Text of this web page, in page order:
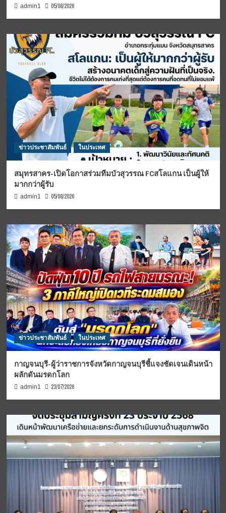
admin1 05/08/2026
ข่าวประชาสัมพันธ์ ในประเทศ
สมุทรสาคร-เปิดโอกาสร่วมทีมบัวสุวรรณ FCสโลแกน เป็นผู้ให้
มากกว่าผู้รับ
admin1 05/08/2026
ข่าวประชาสัมพันธ์ ในประเทศ
กาญจนบุรี-ผู้ว่าราชการจังหวัดกาญจนบุรีชี้แจงชัดเจนเดินหน้า
ผลักดันมรดกโลก
admin1 23/07/2026